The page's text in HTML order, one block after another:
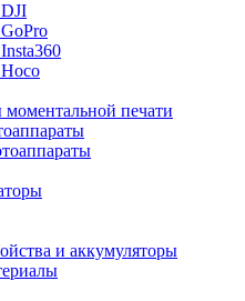
печати
и аккумуляторы